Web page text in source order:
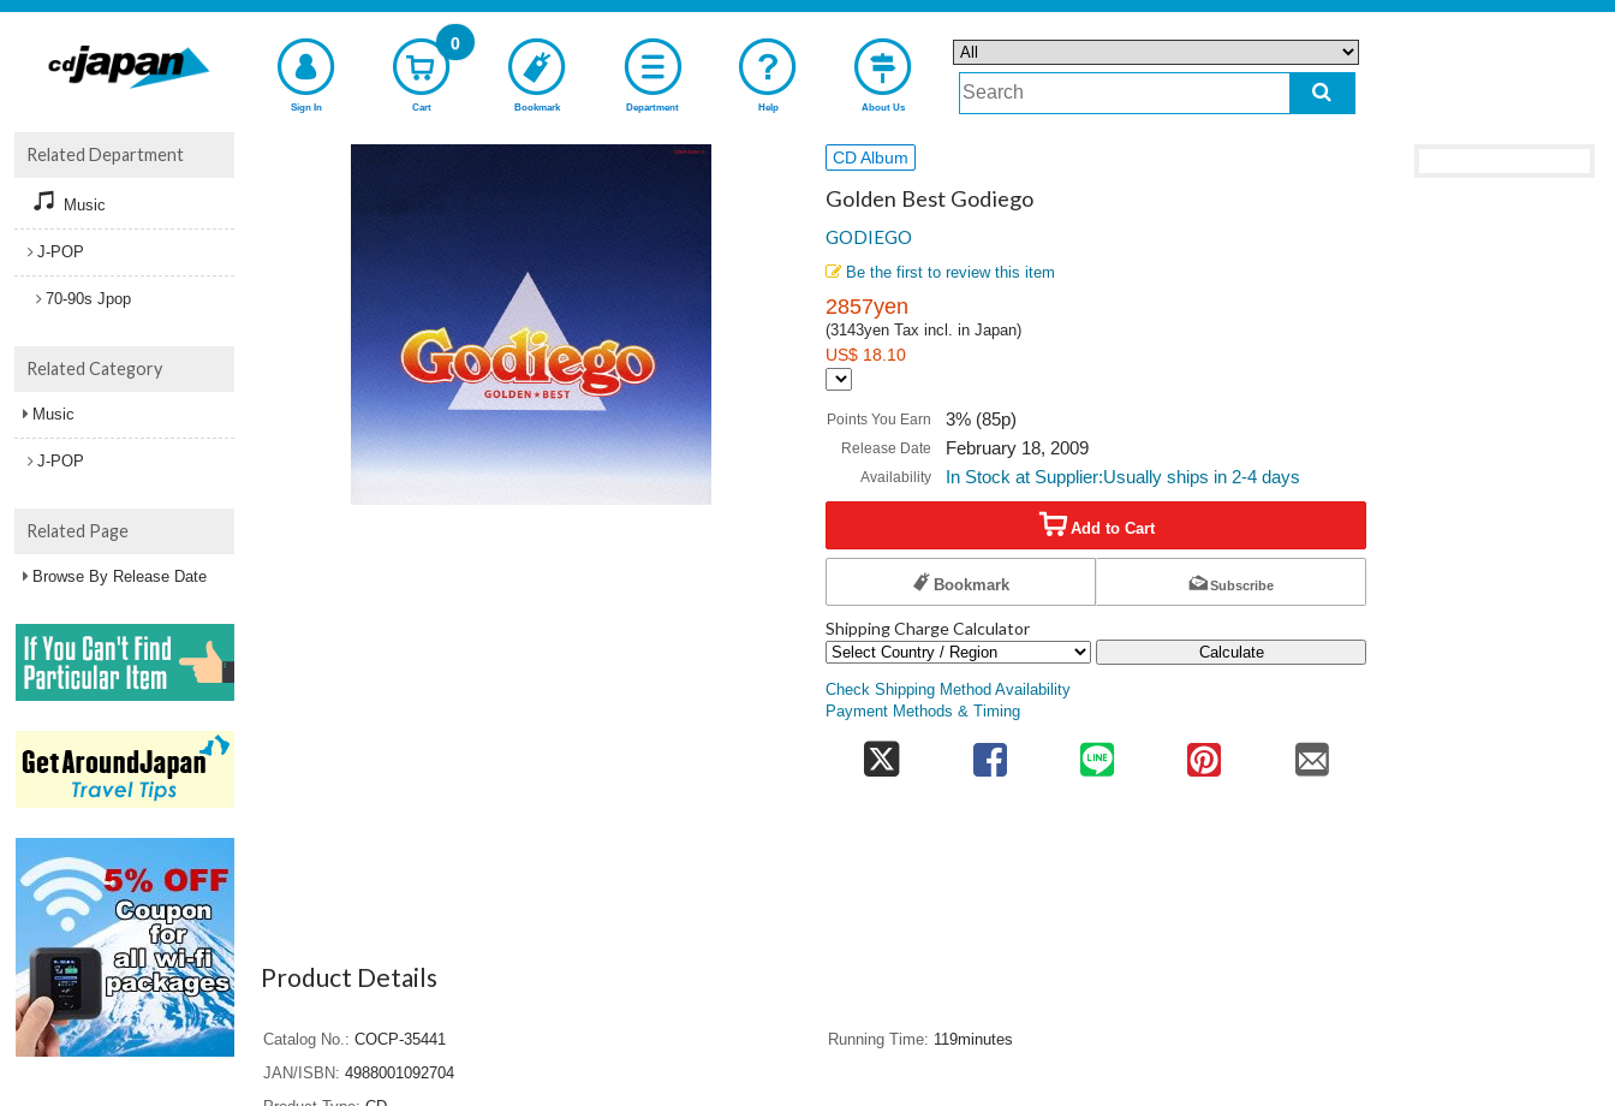
Sign In Cart
0
Bookmark Department Help About Us
CD Album
Golden Best Godiego
GODIEGO
Be the first to review this item
2857yen
(3143yen Tax incl. in Japan)
US$ 18.10
Points You Earn 3% (85p)
Release Date February 18, 2009
Availability In Stock at Supplier:Usually ships in 2-4 days
Add to Cart
Bookmark Subscribe
Shipping Charge Calculator
Calculate
Check Shipping Method Availability
Payment Methods & Timing
Product Details
Catalog No.
COCP-35441
JAN/ISBN
4988001092704
Running Time 119minutes
Related Department
Music
J-POP
70-90s Jpop
Related Category
Music
J-POP
Related Page
Browse By Release Date